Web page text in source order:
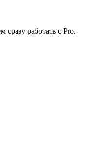
работать с Pro.